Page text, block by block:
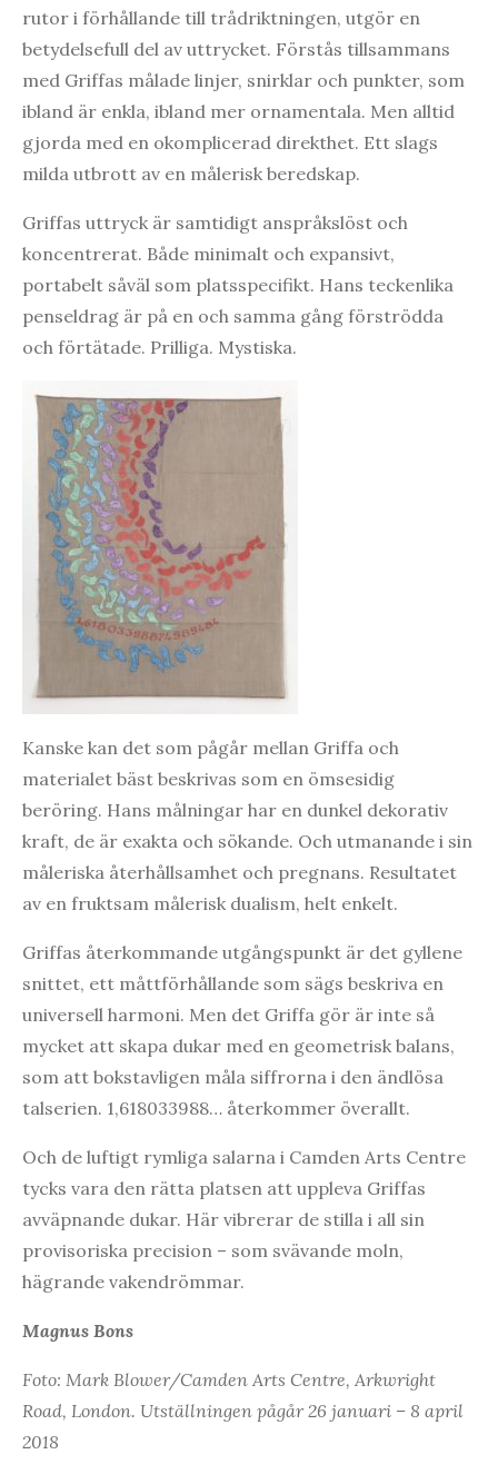
rutor i förhållande till trådriktningen, utgör en
betydelsefull del av uttrycket. Förstås tillsammans
med Griffas målade linjer, snirklar och punkter, som
ibland är enkla, ibland mer ornamentala. Men alltid
gjorda med en okomplicerad direkthet. Ett slags
milda utbrott av en målerisk beredskap.
Griffas uttryck är samtidigt anspråkslöst och
koncentrerat. Både minimalt och expansivt,
portabelt såväl som platsspecifikt. Hans teckenlika
penseldrag är på en och samma gång förströdda
och förtätade. Prilliga. Mystiska.
Kanske kan det som pågår mellan Griffa och
materialet bäst beskrivas som en ömsesidig
beröring. Hans målningar har en dunkel dekorativ
kraft, de är exakta och sökande. Och utmanande i sin
måleriska återhållsamhet och pregnans. Resultatet
av en fruktsam målerisk dualism, helt enkelt.
Griffas återkommande utgångspunkt är det gyllene
snittet, ett måttförhållande som sägs beskriva en
universell harmoni. Men det Griffa gör är inte så
mycket att skapa dukar med en geometrisk balans,
som att bokstavligen måla siffrorna i den ändlösa
talserien. 1,618033988… återkommer överallt.
Och de luftigt rymliga salarna i Camden Arts Centre
tycks vara den rätta platsen att uppleva Griffas
avväpnande dukar. Här vibrerar de stilla i all sin
provisoriska precision – som svävande moln,
hägrande vakendrömmar.
Magnus Bons
Foto: Mark Blower/Camden Arts Centre, Arkwright
Road, London. Utställningen pågår 26 januari – 8 april
2018